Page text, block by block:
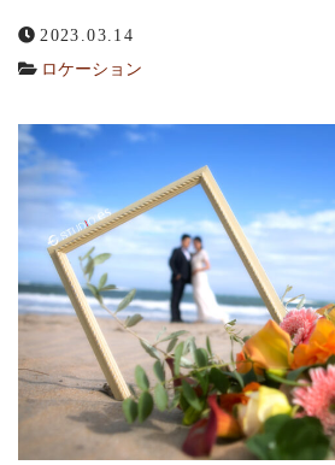
ギャラリー
当店について
問い合わせ
とっておきのシチュエー
撮影いたしま
メールでの受付
お問い合わせフ
24時間受付中
2023.03.14
ロケーション